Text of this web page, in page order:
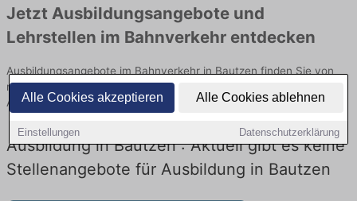
Alle Cookies akzeptieren Alle Cookies ablehnen
Einstellungen Datenschutzerklärung
Jetzt Ausbildungsangebote und
Lehrstellen im Bahnverkehr entdecken
Ausbildungsangebote im Bahnverkehr in Bautzen finden Sie von
namhaften Firmen. Entdecken Sie freie Optionen von Top-
Arbeitgebern und bewerben Sie sich noch heute.
Ausbildung in Bautzen : Aktuell gibt es keine
Stellenangebote für Ausbildung in Bautzen